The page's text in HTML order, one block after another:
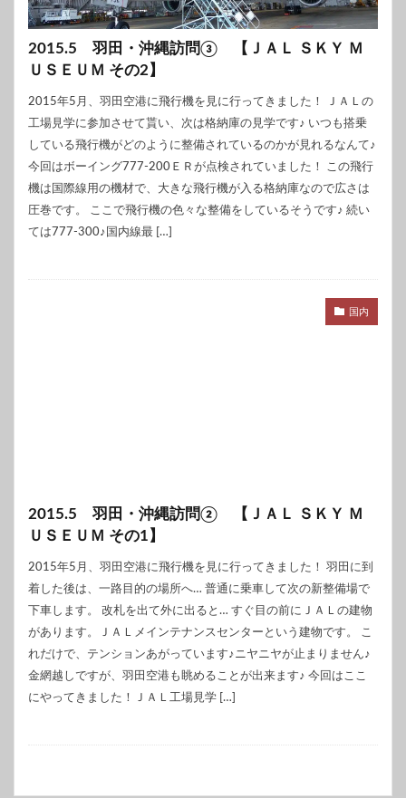
2015.5 羽田・沖縄訪問③ 【ＪＡＬ ＳＫＹ Ｍ
ＵＳＥＵＭ その2】
2015年5月、羽田空港に飛行機を見に行ってきました！ ＪＡＬの
工場見学に参加させて貰い、次は格納庫の見学です♪ いつも搭乗
している飛行機がどのように整備されているのかが見れるなんて♪
今回はボーイング777-200ＥＲが点検されていました！ この飛行
機は国際線用の機材で、大きな飛行機が入る格納庫なので広さは
圧巻です。 ここで飛行機の色々な整備をしているそうです♪ 続い
ては777-300♪国内線最 […]
国内
2015.5 羽田・沖縄訪問② 【ＪＡＬ ＳＫＹ Ｍ
ＵＳＥＵＭ その1】
2015年5月、羽田空港に飛行機を見に行ってきました！ 羽田に到
着した後は、一路目的の場所へ… 普通に乗車して次の新整備場で
下車します。 改札を出て外に出ると… すぐ目の前にＪＡＬの建物
があります。ＪＡＬメインテナンスセンターという建物です。 こ
れだけで、テンションあがっています♪ニヤニヤが止まりません♪
金網越しですが、羽田空港も眺めることが出来ます♪ 今回はここ
にやってきました！ＪＡＬ工場見学 […]